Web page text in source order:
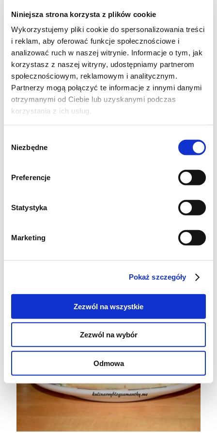
Niniejsza strona korzysta z plików cookie
Wykorzystujemy pliki cookie do spersonalizowania treści
i reklam, aby oferować funkcje społecznościowe i
analizować ruch w naszej witrynie. Informacje o tym, jak
korzystasz z naszej witryny, udostępniamy partnerom
społecznościowym, reklamowym i analitycznym.
Partnerzy mogą połączyć te informacje z innymi danymi
otrzymanymi od Ciebie lub uzyskanymi podczas
korzystania z ich usług.
zgody
Niezbędne
Preferencje
Statystyka
Marketing
Pokaż szczegóły
Zezwól na wszystkie
Zezwól na wybór
Odmowa
oraz:
2-3 limonki
kilka świeżych malin
listki świeżej mięty